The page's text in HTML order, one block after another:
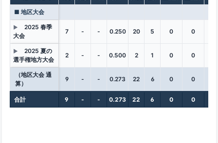
■ 地区大会
▶
2025 春季
大会
7 - - 0.250 20 5 0 0
▶
2025 夏の
選手権地方大会
2 - - 0.500 2 1 0 0
（地区大会 通
算）
9 - - 0.273 22 6 0 0
合計 9 - - 0.273 22 6 0 0